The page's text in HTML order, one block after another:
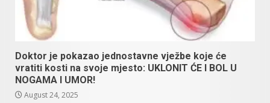
Doktor je pokazao jednostavne vježbe koje će
vratiti kosti na svoje mjesto: UKLONIT ĆE I BOL U
NOGAMA I UMOR!
August 24, 2025